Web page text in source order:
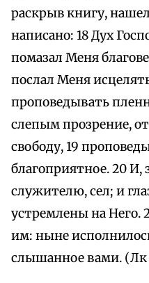
раскрыв книгу,
написано: 18 Дух
помазал Меня
послал Меня
проповедывать
слепым прозрение,
свободу, 19
благоприятное. 20 И,
служителю, сел; и
устремлены на Него.
им: ныне
слышанное вами. (Лк